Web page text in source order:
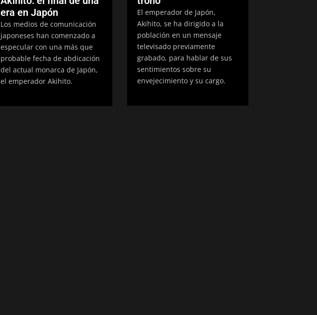
era en Japón
Los medios de comunicación
japoneses han comenzado a
especular con una más que
probable fecha de abdicación
del actual monarca de Japón,
el emperador Akihito.
El emperador de Japón,
Akihito, se ha dirigido a la
población en un mensaje
televisado previamente
grabado, para hablar de sus
sentimientos sobre su
envejecimiento y su cargo.